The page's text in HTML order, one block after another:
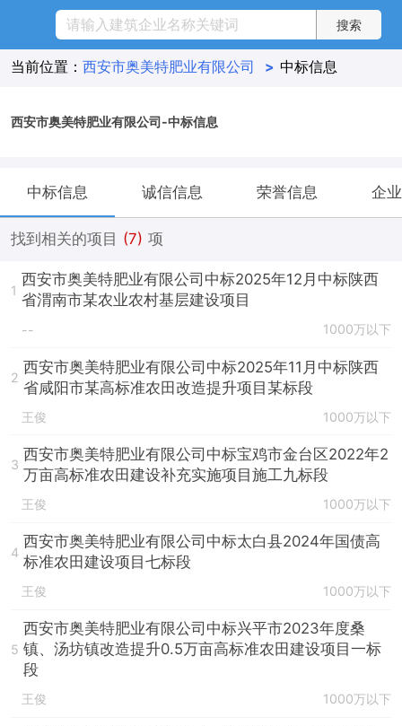
当前位置： 西安市奥美特肥业有限公司 > 中标信息
西安市奥美特肥业有限公司-中标信息
中标信息 诚信信息 荣誉信息 企
找到相关的项目 (7) 项
1
西安市奥美特肥业有限公司中标2025年12月中标陕西
省渭南市某农业农村基层建设项目
-- 1000万以下
2
西安市奥美特肥业有限公司中标2025年11月中标陕西
省咸阳市某高标准农田改造提升项目某标段
王俊 1000万以下
3
西安市奥美特肥业有限公司中标宝鸡市金台区2022年2
万亩高标准农田建设补充实施项目施工九标段
王俊 1000万以下
4
西安市奥美特肥业有限公司中标太白县2024年国债高
标准农田建设项目七标段
王俊 1000万以下
5
西安市奥美特肥业有限公司中标兴平市2023年度桑
镇、汤坊镇改造提升0.5万亩高标准农田建设项目一标
段
王俊 1000万以下